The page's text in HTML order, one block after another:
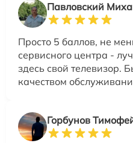
Павловский
Просто 5 баллов, не
сервисного центра -
здесь свой телевизор.
качеством
Горбунов